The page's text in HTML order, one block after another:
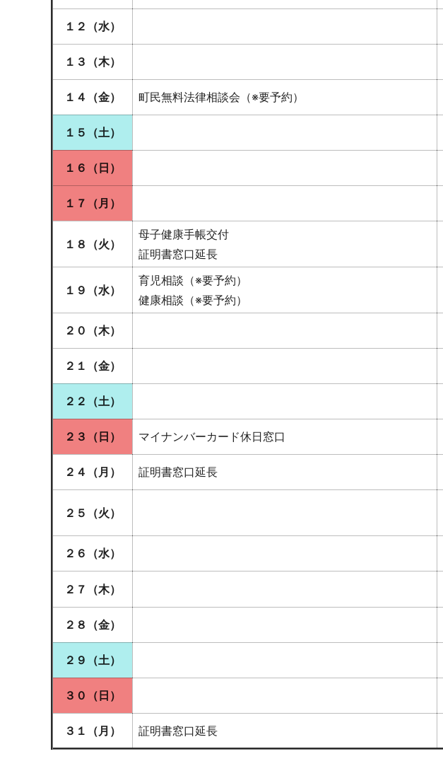
１２（水）
１３（木）
１４（金） 町民無料法律相談会（※要予約）
１５（土）
１６（日）
１７（月）
１８（火）
母子健康手帳交付
証明書窓口延長
１９（水）
育児相談（※要予約）
健康相談（※要予約）
２０（木）
２１（金）
２２（土）
２３（日） マイナンバーカード休日窓口
２４（月） 証明書窓口延長
２５（火）
２６（水）
２７（木）
２８（金）
２９（土）
３０（日）
３１（月） 証明書窓口延長